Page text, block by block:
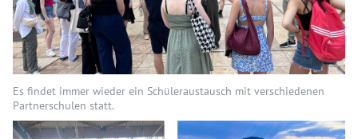
Es findet immer wieder ein Schüleraustausch mit verschiedenen
Partnerschulen statt.